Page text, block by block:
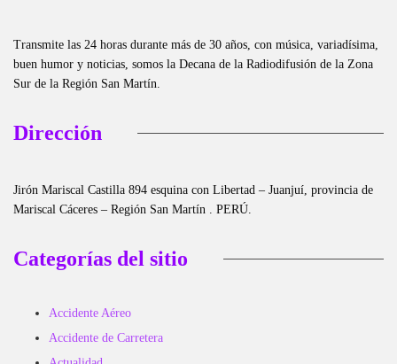
Transmite las 24 horas durante más de 30 años, con música, variadísima,
buen humor y noticias, somos la Decana de la Radiodifusión de la Zona
Sur de la Región San Martín.
Dirección
Jirón Mariscal Castilla 894 esquina con Libertad – Juanjuí, provincia de
Mariscal Cáceres – Región San Martín . PERÚ.
Categorías del sitio
Accidente Aéreo
Accidente de Carretera